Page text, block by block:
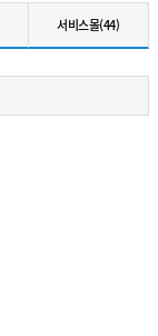
서비스몰(44)